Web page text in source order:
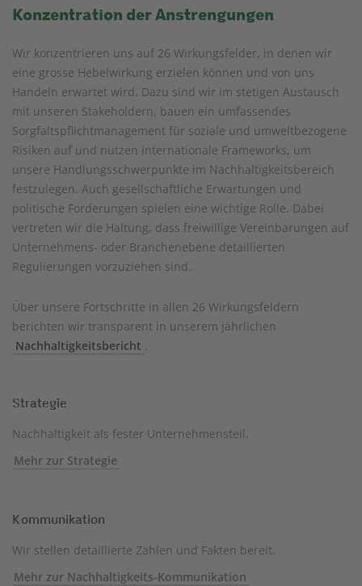
Konzentration der Anstrengungen
Wir konzentrieren uns auf 26 Wirkungsfelder, in denen wir
eine grosse Hebelwirkung erzielen können und von uns
Handeln erwartet wird. Dazu sind wir im stetigen Austausch
mit unseren Stakeholdern, bauen ein umfassendes
Sorgfaltspflichtmanagement für soziale und umweltbezogene
Risiken auf und nutzen internationale Frameworks, um
unsere Handlungsschwerpunkte im Nachhaltigkeitsbereich
festzulegen. Auch gesellschaftliche Erwartungen und
politische Forderungen spielen eine wichtige Rolle. Dabei
vertreten wir die Haltung, dass freiwillige Vereinbarungen auf
Unternehmens- oder Branchenebene detaillierten
Regulierungen vorzuziehen sind.
Über unsere Fortschritte in allen 26 Wirkungsfeldern
berichten wir transparent in unserem jährlichen
Nachhaltigkeitsbericht .
Strategie
Nachhaltigkeit als fester Unternehmensteil.
Mehr zur Strategie
Kommunikation
Wir stellen detaillierte Zahlen und Fakten bereit.
Mehr zur Nachhaltigkeits-Kommunikation